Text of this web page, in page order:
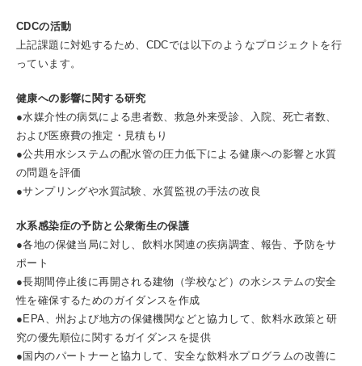
CDCの活動
上記課題に対処するため、CDCでは以下のようなプロジェクトを行
っています。
健康への影響に関する研究
●水媒介性の病気による患者数、救急外来受診、入院、死亡者数、
および医療費の推定・見積もり
●公共用水システムの配水管の圧力低下による健康への影響と水質
の問題を評価
●サンプリングや水質試験、水質監視の手法の改良
水系感染症の予防と公衆衛生の保護
●各地の保健当局に対し、飲料水関連の疾病調査、報告、予防をサ
ポート
●長期間停止後に再開される建物（学校など）の水システムの安全
性を確保するためのガイダンスを作成
●EPA、州および地方の保健機関などと協力して、飲料水政策と研
究の優先順位に関するガイダンスを提供
●国内のパートナーと協力して、安全な飲料水プログラムの改善に